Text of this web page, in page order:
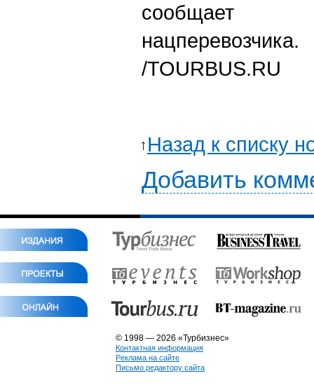
сообщает
нацперевозчика.
/TOURBUS.RU
Назад к списку
Добавить
© 1998 — 2026 «Турбизнес»
Контактная информация
Реклама на сайте
Письмо редактору сайта